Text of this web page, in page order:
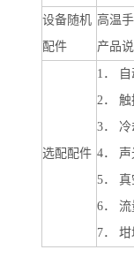
设备随机
配件
高温
产品
选配配件
1 ．
2．
触
3．
4．
5．
真
6．
流
7． 坩